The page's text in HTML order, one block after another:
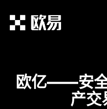
欧亿——安
产交